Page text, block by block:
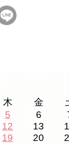
木 金
5 6
12 13
19 20